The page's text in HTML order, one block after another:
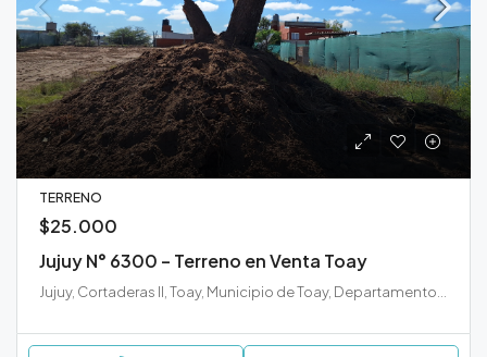
TERRENO
$25.000
Jujuy N° 6300 – Terreno en Venta Toay